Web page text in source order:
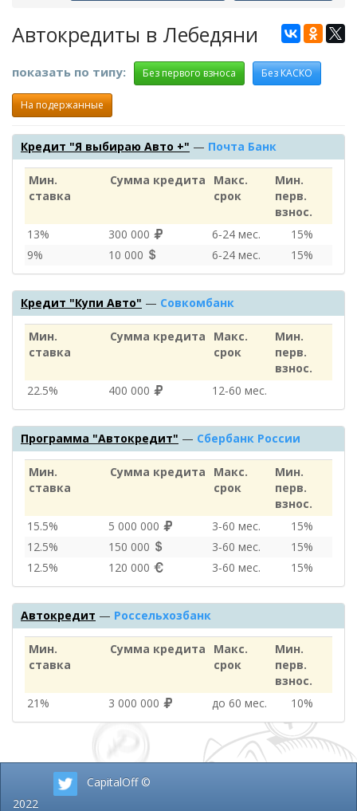
Автокредиты в Лебедяни
показать по типу: Без первого взноса Без КАСКО
На подержанные
Кредит "Я выбираю Авто +" — Почта Банк
Мин.
ставка
Сумма кредита
Макс.
срок
Мин.
перв.
взнос.
13%
300 000 6‑24 мес.
15%
9%
10 000 6‑24 мес. 15%
Кредит "Купи Авто" — Совкомбанк
Мин.
ставка
Сумма кредита
Макс.
срок
Мин.
перв.
взнос.
22.5%
400 000 12‑60 мес.
Программа "Автокредит" — Сбербанк России
Мин.
ставка
Сумма кредита
Макс.
срок
Мин.
перв.
взнос.
15.5%
5 000 000 3‑60 мес.
15%
12.5%
150 000 3‑60 мес.
15%
12.5%
120 000 3‑60 мес. 15%
Автокредит — Россельхозбанк
Мин.
ставка
Сумма кредита
Макс.
срок
Мин.
перв.
взнос.
21%
3 000 000 до 60 мес. 10%
CapitalOff ©
2022